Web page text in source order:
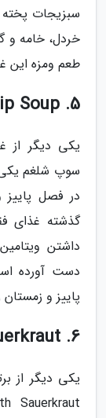
سبزیجات
خردل، خامه و
طعم ومزه این
5. German Turnip Soup
سوپ شلغم یکی
در فصل
گذشته غذای
داشتن
دست آورده
پاییز و زمستان
6. Pork Knuckle with Sauerkraut